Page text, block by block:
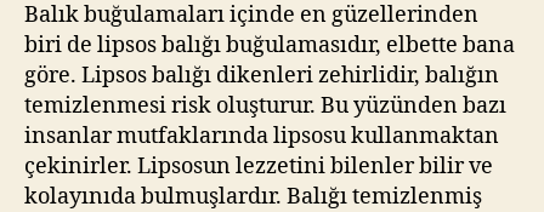
Balık buğulamaları içinde en güzellerinden
biri de lipsos balığı buğulamasıdır, elbette bana
göre. Lipsos balığı dikenleri zehirlidir, balığın
temizlenmesi risk oluşturur. Bu yüzünden bazı
insanlar mutfaklarında lipsosu kullanmaktan
çekinirler. Lipsosun lezzetini bilenler bilir ve
kolayınıda bulmuşlardır. Balığı temizlenmiş